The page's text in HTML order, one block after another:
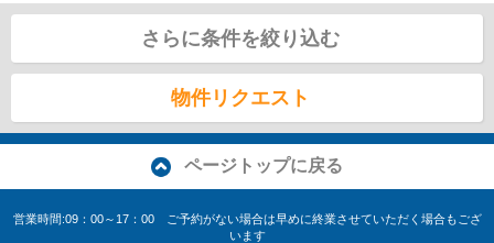
さらに条件を絞り込む
物件リクエスト
ページトップに戻る
営業時間:09：00～17：00 ご予約がない場合は早めに終業させていただく場合もござ
います